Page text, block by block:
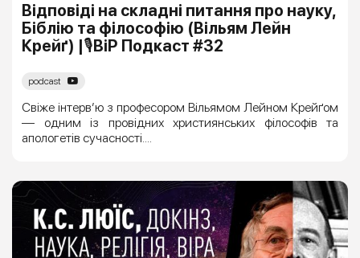
Відповіді на складні питання про науку,
Біблію та філософію (Вільям Лейн
Крейґ) |🎙ВіР Подкаст #32
podcast
Свіже інтерв’ю з професором Вільямом Лейном Крейґом
— одним із провідних християнських філософів та
апологетів сучасності....